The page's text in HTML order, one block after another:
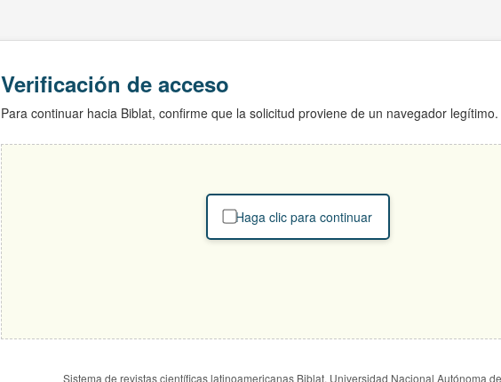
Verificación de acceso
Para continuar hacia Biblat, confirme que la solicitud proviene de un navegador legítimo.
Haga clic para continuar
Sistema de revistas científicas latinoamericanas Biblat. Universidad Nacional Autónoma